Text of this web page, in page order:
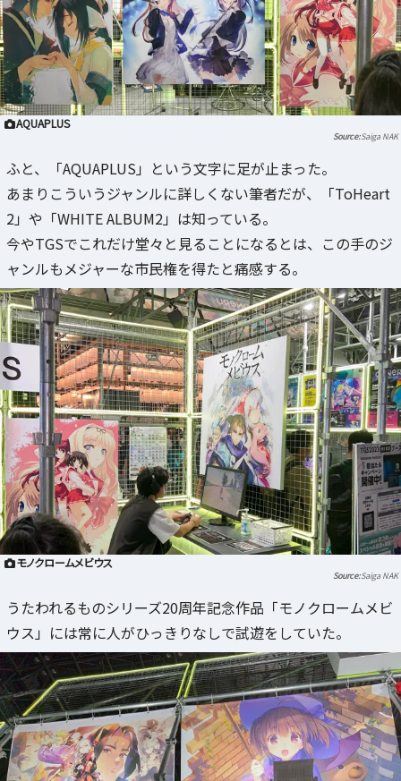
AQUAPLUS
Saiga NAK
ふと、「AQUAPLUS」という文字に足が止まった。
あまりこういうジャンルに詳しくない筆者だが、「ToHeart
2」や「WHITE ALBUM2」は知っている。
今やTGSでこれだけ堂々と見ることになるとは、この手のジ
ャンルもメジャーな市民権を得たと痛感する。
モノクロームメビウス
Saiga NAK
うたわれるものシリーズ20周年記念作品「モノクロームメビ
ウス」には常に人がひっきりなしで試遊をしていた。